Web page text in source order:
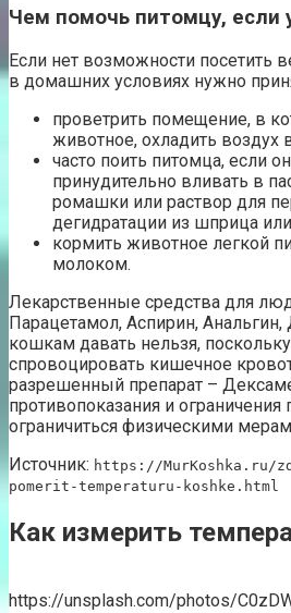
Чем помочь питомцу, если
Если нет возможности посетить
в домашних условиях нужно
проветрить помещение, в
животное, охладить воздух
часто поить питомца, если
принудительно вливать в
ромашки или раствор для
дегидратации из шприца
кормить животное легкой
молоком.
Лекарственные средства для
Парацетамол, Аспирин,
кошкам давать нельзя,
спровоцировать кишечное
разрешенный препарат –
противопоказания и
ограничиться физическими
Источник: https://MurKoshka.ru/
pomerit-temperaturu-koshke.html
Как измерить
https://unsplash.com/photos/